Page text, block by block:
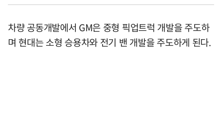
차량 공동개발에서 GM은 중형 픽업트럭 개발을 주도하
며 현대는 소형 승용차와 전기 밴 개발을 주도하게 된다.